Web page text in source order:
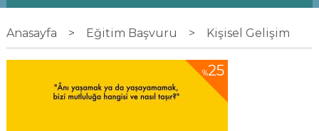
Anasayfa > Eğitim Başvuru > Kişisel Gelişim
%25